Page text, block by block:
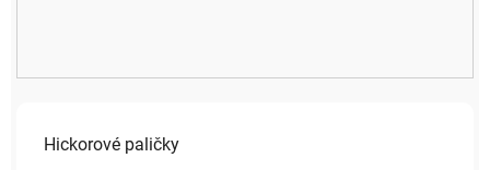
Hickorové paličky